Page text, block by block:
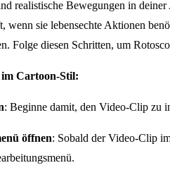
realistische Bewegungen in
wenn sie lebensechte Aktionen
Folge diesen Schritten, um
Cartoon-Stil:
: Beginne damit, den Video-Clip zu
öffnen: Sobald der Video-Clip